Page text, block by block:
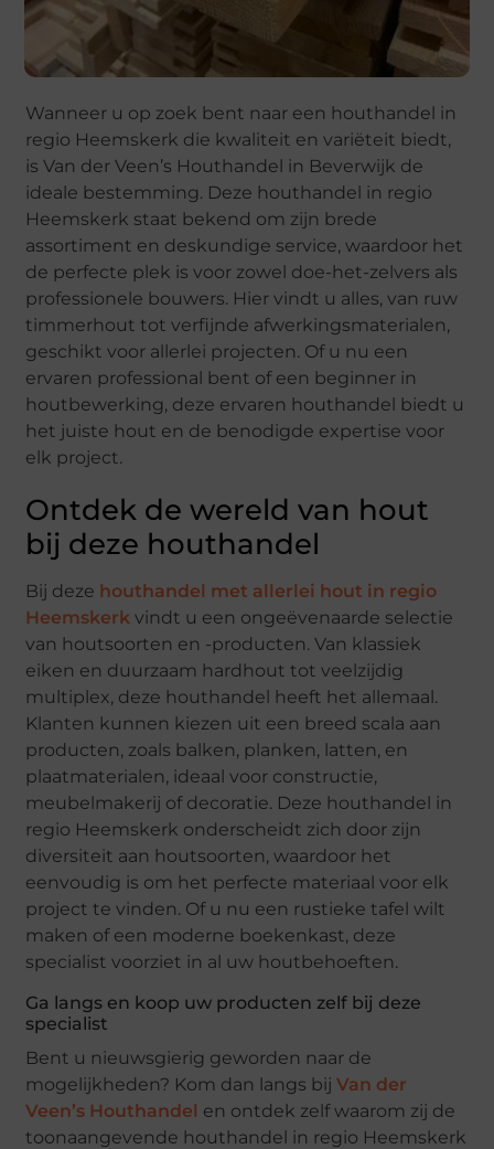
Wanneer u op zoek bent naar een houthandel in
regio Heemskerk die kwaliteit en variëteit biedt,
is Van der Veen’s Houthandel in Beverwijk de
ideale bestemming. Deze houthandel in regio
Heemskerk staat bekend om zijn brede
assortiment en deskundige service, waardoor het
de perfecte plek is voor zowel doe-het-zelvers als
professionele bouwers. Hier vindt u alles, van ruw
timmerhout tot verfijnde afwerkingsmaterialen,
geschikt voor allerlei projecten. Of u nu een
ervaren professional bent of een beginner in
houtbewerking, deze ervaren houthandel biedt u
het juiste hout en de benodigde expertise voor
elk project.
Ontdek de wereld van hout
bij deze houthandel
Bij deze houthandel met allerlei hout in regio
Heemskerk vindt u een ongeëvenaarde selectie
van houtsoorten en -producten. Van klassiek
eiken en duurzaam hardhout tot veelzijdig
multiplex, deze houthandel heeft het allemaal.
Klanten kunnen kiezen uit een breed scala aan
producten, zoals balken, planken, latten, en
plaatmaterialen, ideaal voor constructie,
meubelmakerij of decoratie. Deze houthandel in
regio Heemskerk onderscheidt zich door zijn
diversiteit aan houtsoorten, waardoor het
eenvoudig is om het perfecte materiaal voor elk
project te vinden. Of u nu een rustieke tafel wilt
maken of een moderne boekenkast, deze
specialist voorziet in al uw houtbehoeften.
Ga langs en koop uw producten zelf bij deze
specialist
Bent u nieuwsgierig geworden naar de
mogelijkheden? Kom dan langs bijVan der
Veen’s Houthandel en ontdek zelf waarom zij de
toonaangevende houthandel in regio Heemskerk